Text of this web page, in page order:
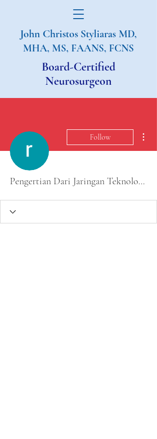
John Christos Styliaras MD,
MHA, MS, FAANS, FCNS
Board-Certified
Neurosurgeon
Follow
Pengertian Dari Jaringan Teknologi Komputer